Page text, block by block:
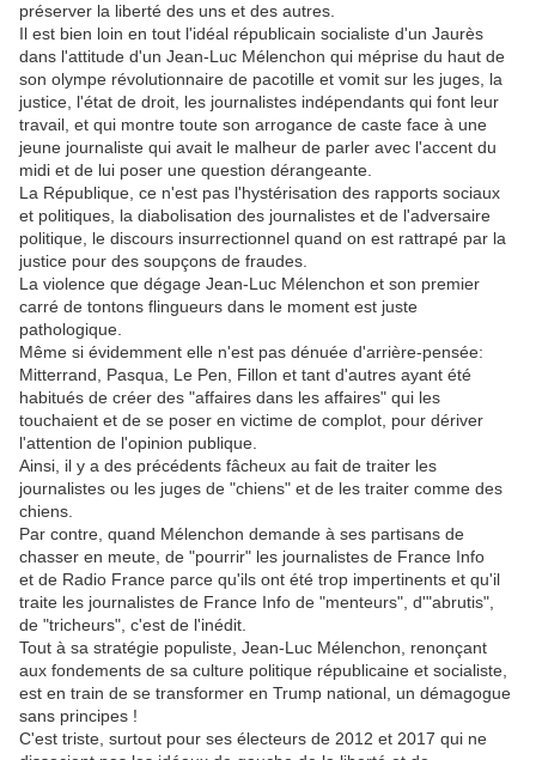
préserver la liberté des uns et des autres.
Il est bien loin en tout l'idéal républicain socialiste d'un Jaurès
dans l'attitude d'un Jean-Luc Mélenchon qui méprise du haut de
son olympe révolutionnaire de pacotille et vomit sur les juges, la
justice, l'état de droit, les journalistes indépendants qui font leur
travail, et qui montre toute son arrogance de caste face à une
jeune journaliste qui avait le malheur de parler avec l'accent du
midi et de lui poser une question dérangeante.
La République, ce n'est pas l'hystérisation des rapports sociaux
et politiques, la diabolisation des journalistes et de l'adversaire
politique, le discours insurrectionnel quand on est rattrapé par la
justice pour des soupçons de fraudes.
La violence que dégage Jean-Luc Mélenchon et son premier
carré de tontons flingueurs dans le moment est juste
pathologique.
Même si évidemment elle n'est pas dénuée d'arrière-pensée:
Mitterrand, Pasqua, Le Pen, Fillon et tant d'autres ayant été
habitués de créer des "affaires dans les affaires" qui les
touchaient et de se poser en victime de complot, pour dériver
l'attention de l'opinion publique.
Ainsi, il y a des précédents fâcheux au fait de traiter les
journalistes ou les juges de "chiens" et de les traiter comme des
chiens.
Par contre, quand Mélenchon demande à ses partisans de
chasser en meute, de "pourrir" les journalistes de France Info
et de Radio France parce qu'ils ont été trop impertinents et qu'il
traite les journalistes de France Info de "menteurs", d'"abrutis",
de "tricheurs", c'est de l'inédit.
Tout à sa stratégie populiste, Jean-Luc Mélenchon, renonçant
aux fondements de sa culture politique républicaine et socialiste,
est en train de se transformer en Trump national, un démagogue
sans principes !
C'est triste, surtout pour ses électeurs de 2012 et 2017 qui ne